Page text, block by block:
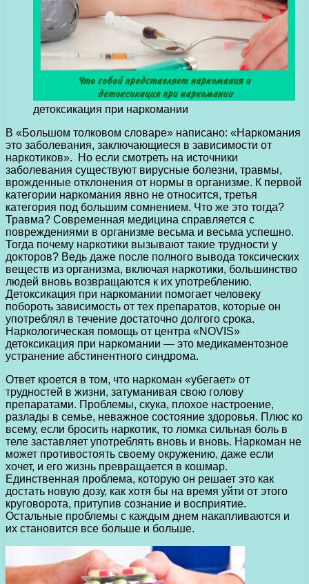
детоксикация при наркомании
В «Большом толковом словаре» написано: «Наркомания
это заболевания, заключающиеся в зависимости от
наркотиков». Но если смотреть на источники
заболевания существуют вирусные болезни, травмы,
врожденные отклонения от нормы в организме. К первой
категории наркомания явно не относится, третья
категория под большим сомнением. Что же это тогда?
Травма? Современная медицина справляется с
повреждениями в организме весьма и весьма успешно.
Тогда почему наркотики вызывают такие трудности у
докторов? Ведь даже после полного вывода токсических
веществ из организма, включая наркотики, большинство
людей вновь возвращаются к их употреблению.
Детоксикация при наркомании помогает человеку
побороть зависимость от тех препаратов, которые он
употреблял в течение достаточно долгого срока.
Наркологическая помощь от центра «NOVIS»
детоксикация при наркомании — это медикаментозное
устранение абстинентного синдрома.
Ответ кроется в том, что наркоман «убегает» от
трудностей в жизни, затуманивая свою голову
препаратами. Проблемы, скука, плохое настроение,
разлады в семье, неважное состояние здоровья. Плюс ко
всему, если бросить наркотик, то ломка сильная боль в
теле заставляет употреблять вновь и вновь. Наркоман не
может противостоять своему окружению, даже если
хочет, и его жизнь превращается в кошмар.
Единственная проблема, которую он решает это как
достать новую дозу, как хотя бы на время уйти от этого
круговорота, притупив сознание и восприятие.
Остальные проблемы с каждым днем накапливаются и
их становится все больше и больше.